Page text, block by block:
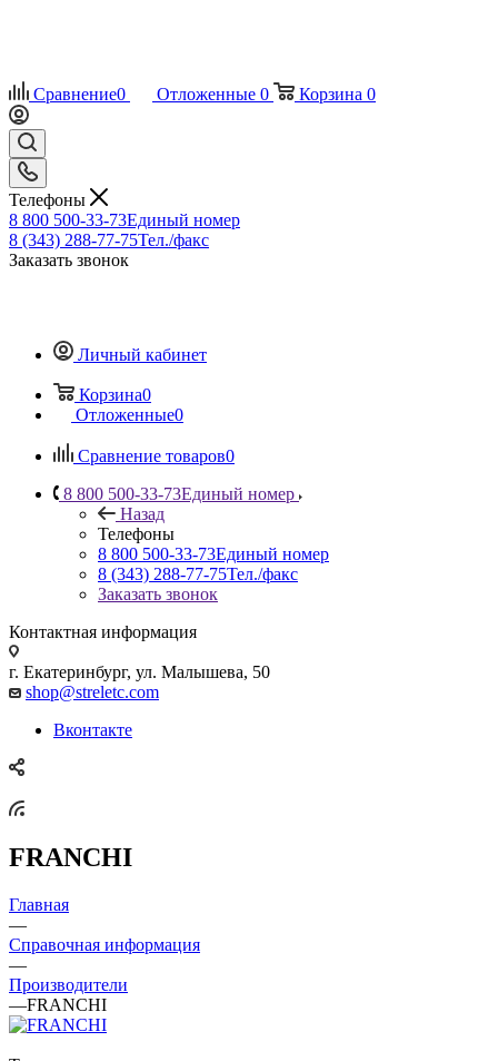
Сравнение0 Отложенные 0 Корзина 0
Телефоны
8 800 500-33-73Единый номер
8 (343) 288-77-75Тел./факс
Заказать звонок
Личный кабинет
Корзина0
Отложенные0
Сравнение товаров0
8 800 500-33-73Единый номер
Назад
Телефоны
8 800 500-33-73Единый номер
8 (343) 288-77-75Тел./факс
Заказать звонок
Контактная информация
г. Екатеринбург, ул. Малышева, 50
shop@streletc.com
Вконтакте
FRANCHI
Главная
—
Справочная информация
—
Производители
—FRANCHI